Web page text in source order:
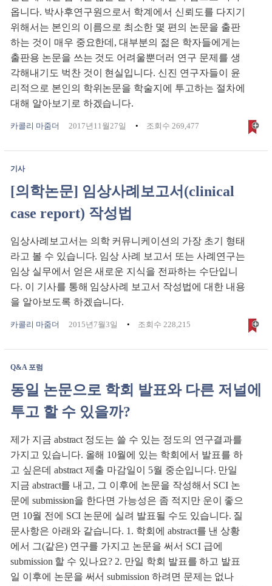
옵니다. 박사후연구원으로서 학계에서 신뢰도를 다지기
위해서는 본인의 이름으로 최소한 몇 편의 논문을 출판
하는 것이 매우 중요한데, 대부분의 젊은 학자들에게는
출판용 논문을 쓰는 것도 어려울뿐더러 연구 문제를 생
각해내기도 벅찬 것이 현실입니다. 신진 연구자들이 윤
리적으로 본인의 학위논문을 학술지에 투고하는 절차에
대해 알아보기로 하겠습니다.
카콜리 마줌더 2017년11월27일 조회수 269,477
기사
[의학논문] 임상사례보고서(clinical
case report) 작성법
임상사례보고서는 의학 커뮤니케이션의 가장 초기 형태
라고 볼 수 있습니다. 임상 사례 보고서 또는 사례연구는
임상 실무에서 얻은 새로운 지식을 전파하는 수단입니
다. 이 기사를 통해 임상사례 보고서 작성법에 대한 내용
을 알아보도록 하겠습니다.
카콜리 마줌더 2015년7월3일 조회수 228,215
Q&A 포럼
동일 논문으로 학회 발표와 다른 저널에
투고 할 수 있을까?
제가 지금 abstract 정도는 쓸 수 있는 정도의 연구결과를
가지고 있습니다. 올해 10월에 있는 학회에서 발표를 하
고 싶은데 abstract 제출 마감일이 5월 중순입니다. 만일
지금 abstract를 내고, 그 이후에 논문을 작성해서 SCI 논
문에 submission을 한다면 가능성은 좀 적지만 운이 좋으
면 10월 전에 SCI 논문에 실려 발표될 수도 있습니다. 질
문사항은 아래와 같습니다. 1. 학회에 abstract를 낸 상황
에서 그(같은) 연구를 가지고 논문을 써서 SCI 급에
submission 할 수 있나요? 2. 만일 학회 발표를 하고 발표
일 이후에 논문을 써서 submission 하려면 문제는 없나